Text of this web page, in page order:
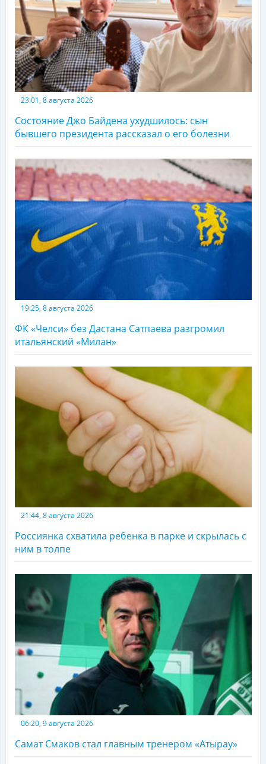
23:01, 8 августа 2026
Состояние Джо Байдена ухудшилось: сын
бывшего президента рассказал о его болезни
19:25, 8 августа 2026
ФК «Челси» без Дастана Сатпаева разгромил
итальянский «Милан»
21:44, 8 августа 2026
Россиянка схватила ребенка в парке и скрылась с
ним в толпе
06:20, 9 августа 2026
Самат Смаков стал главным тренером «Атырау»